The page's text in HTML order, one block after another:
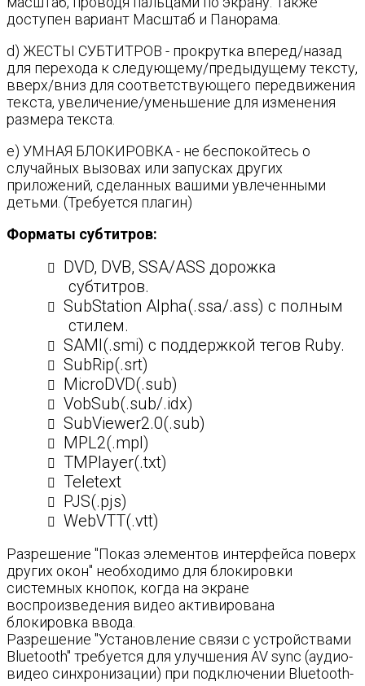
доступен вариант Масштаб и Панорама.
d) ЖЕСТЫ СУБТИТРОВ - прокрутка вперед/назад
для перехода к следующему/предыдущему тексту,
вверх/вниз для соответствующего передвижения
текста, увеличение/уменьшение для изменения
размера текста.
e) УМНАЯ БЛОКИРОВКА - не беспокойтесь о
случайных вызовах или запусках других
приложений, сделанных вашими увлеченными
детьми. (Требуется плагин)
Форматы субтитров:
DVD, DVB, SSA/ASS дорожка
субтитров.
SubStation Alpha(.ssa/.ass) с полным
стилем.
SAMI(.smi) с поддержкой тегов Ruby.
SubRip(.srt)
MicroDVD(.sub)
VobSub(.sub/.idx)
SubViewer2.0(.sub)
MPL2(.mpl)
TMPlayer(.txt)
Teletext
PJS(.pjs)
WebVTT(.vtt)
Разрешение "Показ элементов интерфейса поверх
других окон" необходимо для блокировки
системных кнопок, когда на экране
воспроизведения видео активирована
блокировка ввода.
Разрешение "Установление связи с устройствами
Bluetooth" требуется для улучшения AV sync (аудио-
видео синхронизации) при подключении Bluetooth-